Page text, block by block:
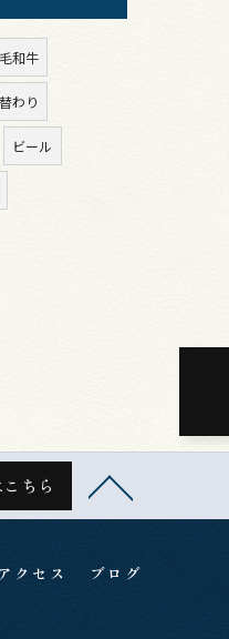
和牛
わり
ビール
ちら
クセス
ブログ